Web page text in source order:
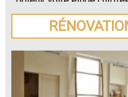
rénovation de maison ou
Montoulieu-Saint-Bernard.